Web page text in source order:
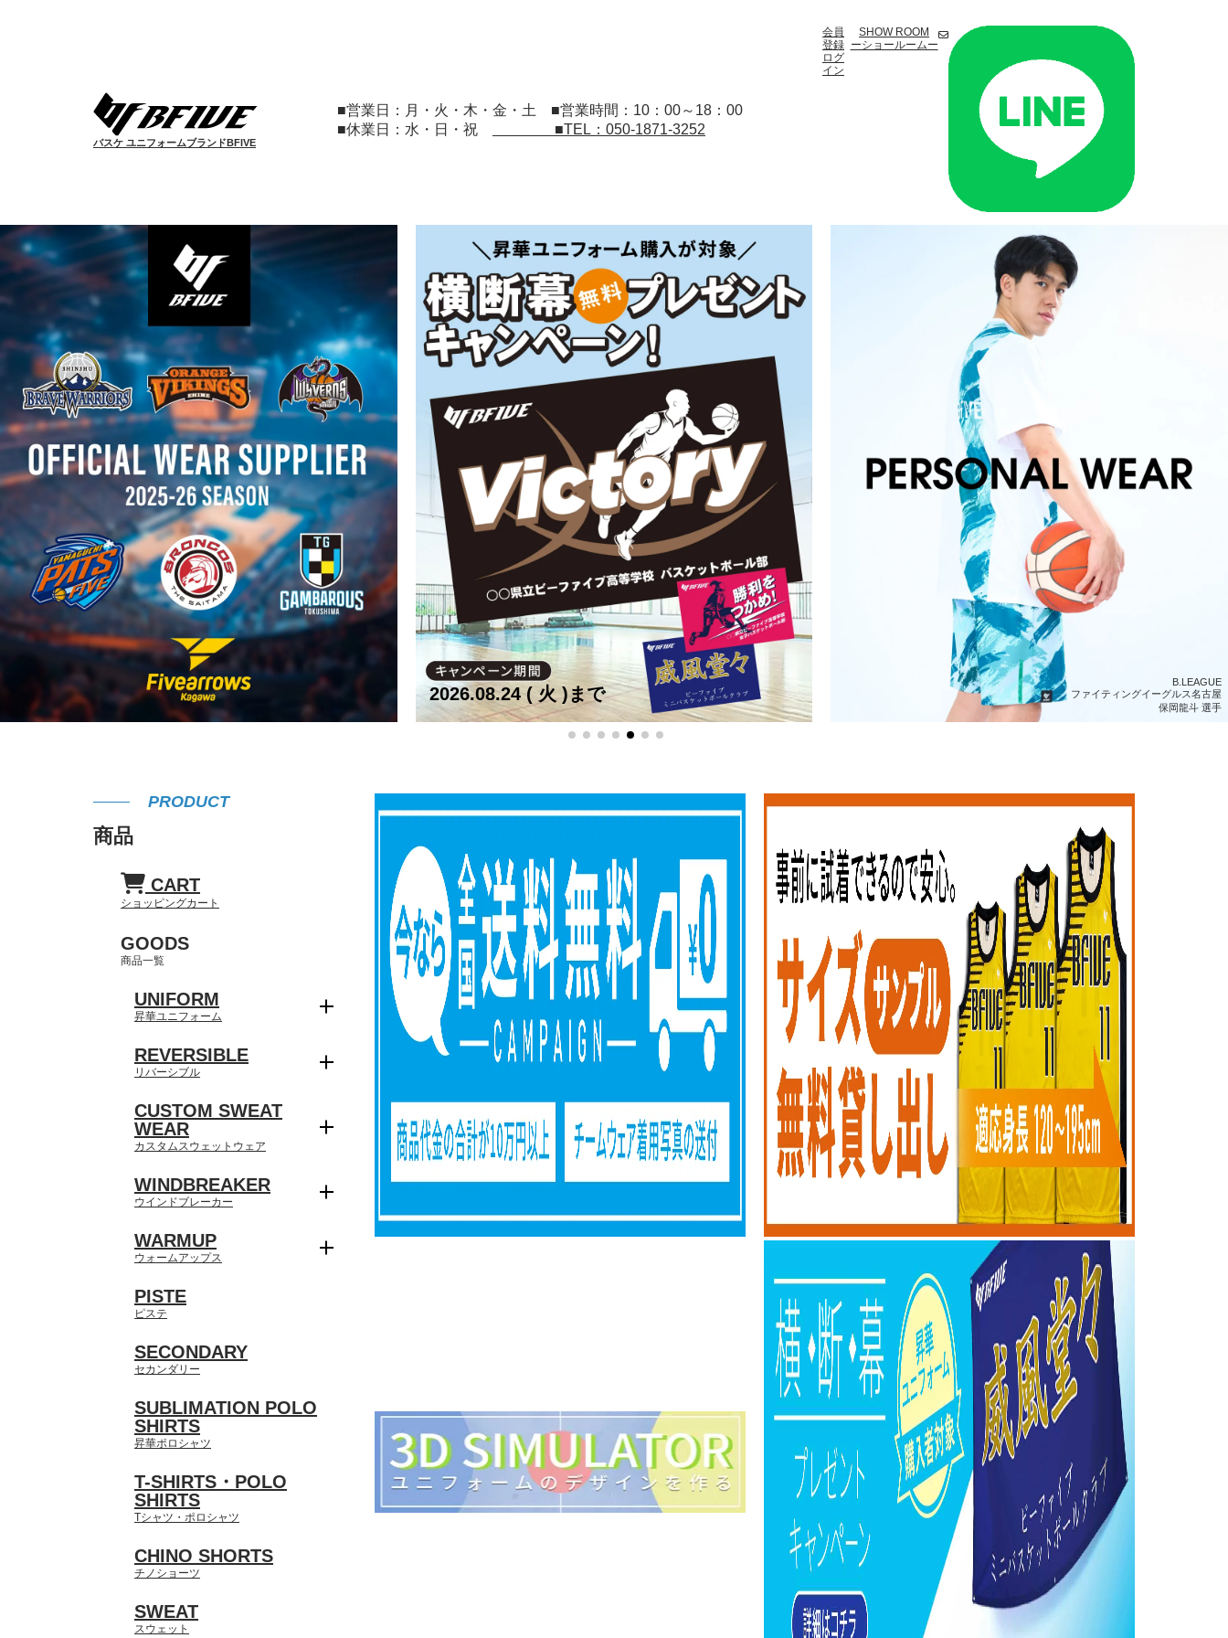
バスケ ユニフォームブランドBFIVE
■営業日：月・火・木・金・土 ■営業時間：10：00～18：00
■休業日：水・日・祝
■TEL：050-1871-3252
会員
登録
ログ
イン
SHOW ROOM
ーショールームー
2026.08.24 ( 火 )まで
B.LEAGUE
ファイティングイーグルス名古屋
保岡龍斗 選手
B.LEAGUE
横浜ビーコルセアーズ
松崎裕樹 選手
PRODUCT
商品
CART
ショッピングカート
GOODS
商品一覧
UNIFORM
昇華ユニフォーム
REVERSIBLE
リバーシブル
CUSTOM SWEAT
WEAR
カスタムスウェットウェア
WINDBREAKER
ウインドブレーカー
WARMUP
ウォームアップス
PISTE
ピステ
SECONDARY
セカンダリー
SUBLIMATION POLO
SHIRTS
昇華ポロシャツ
T-SHIRTS・POLO
SHIRTS
Tシャツ・ポロシャツ
CHINO SHORTS
チノショーツ
SWEAT
スウェット